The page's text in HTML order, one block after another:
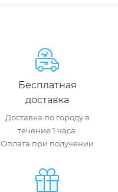
Бесплатная
доставка
Доставка по городу в
течение 1 часа.
Оплата при получении